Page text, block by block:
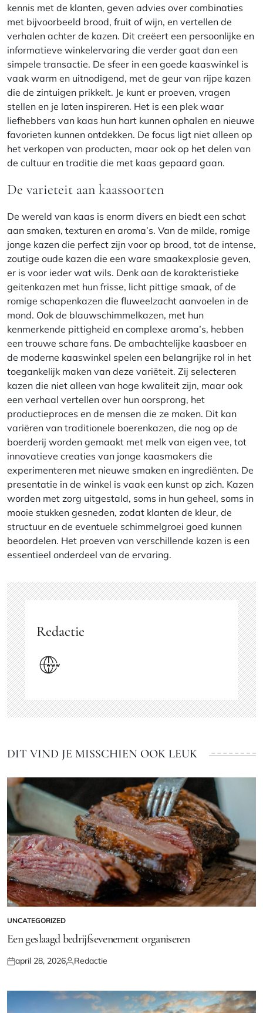
kennis met de klanten, geven advies over combinaties
met bijvoorbeeld brood, fruit of wijn, en vertellen de
verhalen achter de kazen. Dit creëert een persoonlijke en
informatieve winkelervaring die verder gaat dan een
simpele transactie. De sfeer in een goede kaaswinkel is
vaak warm en uitnodigend, met de geur van rijpe kazen
die de zintuigen prikkelt. Je kunt er proeven, vragen
stellen en je laten inspireren. Het is een plek waar
liefhebbers van kaas hun hart kunnen ophalen en nieuwe
favorieten kunnen ontdekken. De focus ligt niet alleen op
het verkopen van producten, maar ook op het delen van
de cultuur en traditie die met kaas gepaard gaan.
De varieteit aan kaassoorten
De wereld van kaas is enorm divers en biedt een schat
aan smaken, texturen en aroma’s. Van de milde, romige
jonge kazen die perfect zijn voor op brood, tot de intense,
zoutige oude kazen die een ware smaakexplosie geven,
er is voor ieder wat wils. Denk aan de karakteristieke
geitenkazen met hun frisse, licht pittige smaak, of de
romige schapenkazen die fluweelzacht aanvoelen in de
mond. Ook de blauwschimmelkazen, met hun
kenmerkende pittigheid en complexe aroma’s, hebben
een trouwe schare fans. De ambachtelijke kaasboer en
de moderne kaaswinkel spelen een belangrijke rol in het
toegankelijk maken van deze variëteit. Zij selecteren
kazen die niet alleen van hoge kwaliteit zijn, maar ook
een verhaal vertellen over hun oorsprong, het
productieproces en de mensen die ze maken. Dit kan
variëren van traditionele boerenkazen, die nog op de
boerderij worden gemaakt met melk van eigen vee, tot
innovatieve creaties van jonge kaasmakers die
experimenteren met nieuwe smaken en ingrediënten. De
presentatie in de winkel is vaak een kunst op zich. Kazen
worden met zorg uitgestald, soms in hun geheel, soms in
mooie stukken gesneden, zodat klanten de kleur, de
structuur en de eventuele schimmelgroei goed kunnen
beoordelen. Het proeven van verschillende kazen is een
essentieel onderdeel van de ervaring.
Redactie
DIT VIND JE MISSCHIEN OOK LEUK
GEPLAATST
IN
UNCATEGORIZED
Een geslaagd bedrijfsevenement organiseren
Geplaatst
april 28, 2026Geplaatst
Redactie